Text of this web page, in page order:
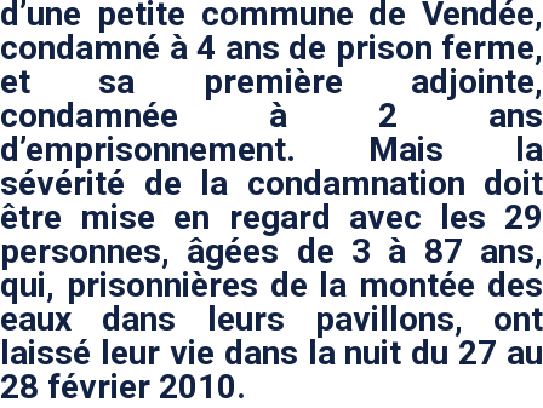
d’une petite commune de Vendée,
condamné à 4 ans de prison ferme,
et sa première adjointe,
condamnée à 2 ans
d’emprisonnement. Mais la
sévérité de la condamnation doit
être mise en regard avec les 29
personnes, âgées de 3 à 87 ans,
qui, prisonnières de la montée des
eaux dans leurs pavillons, ont
laissé leur vie dans la nuit du 27 au
28 février 2010.